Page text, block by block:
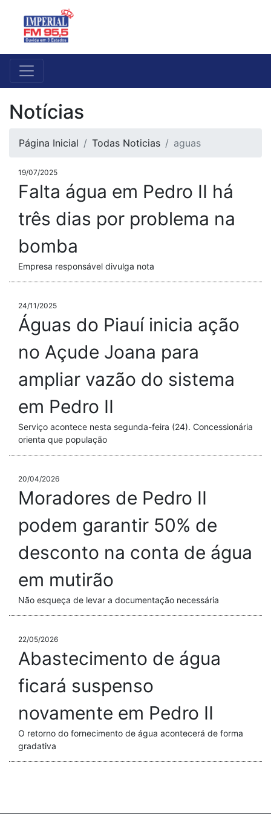
Notícias
Página Inicial Todas Noticias aguas
19/07/2025
Falta água em Pedro II há
três dias por problema na
bomba
Empresa responsável divulga nota
24/11/2025
Águas do Piauí inicia ação
no Açude Joana para
ampliar vazão do sistema
em Pedro II
Serviço acontece nesta segunda-feira (24). Concessionária
orienta que população
20/04/2026
Moradores de Pedro II
podem garantir 50% de
desconto na conta de água
em mutirão
Não esqueça de levar a documentação necessária
22/05/2026
Abastecimento de água
ficará suspenso
novamente em Pedro II
O retorno do fornecimento de água acontecerá de forma
gradativa